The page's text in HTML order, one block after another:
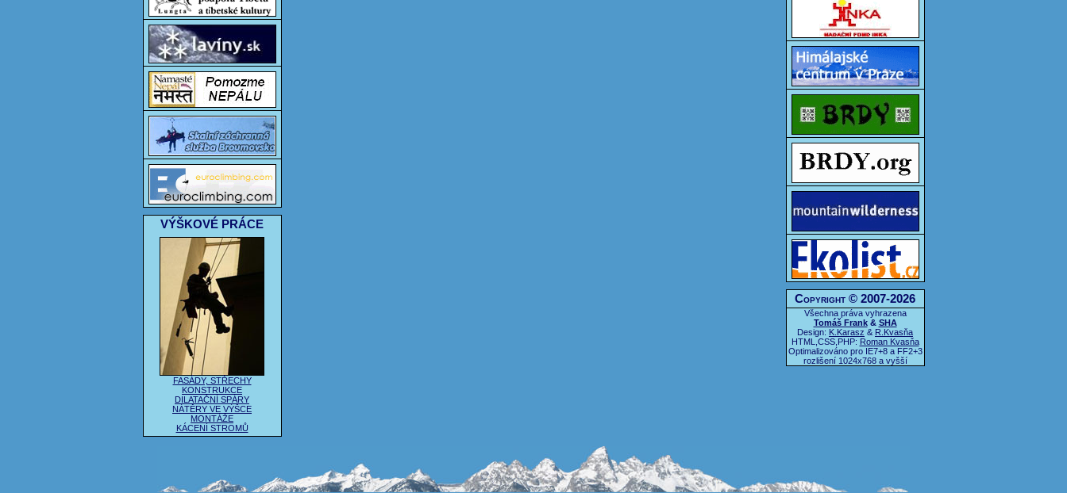
VÝŠKOVÉ PRÁCE
FASÁDY, STŘECHY
KONSTRUKCE
DILATAČNÍ SPÁRY
NÁTĚRY VE VÝŠCE
MONTÁŽE
KÁCENÍ STROMŮ
Copyright © 2007-2026
Všechna práva vyhrazena
Tomáš Frank& SHA
Design: K.Karasz & R.Kvasňa
HTML,CSS,PHP: Roman Kvasňa
Optimalizováno pro IE7+8 a FF2+3
rozlišení 1024x768 a vyšší